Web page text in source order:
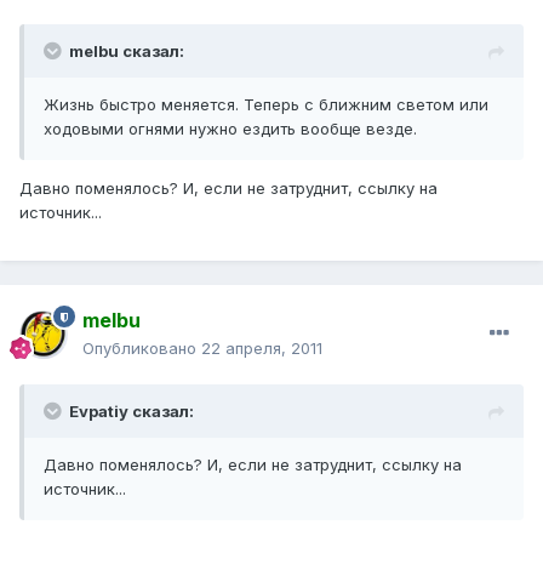
melbu сказал:
Жизнь быстро меняется. Теперь с ближним светом или
ходовыми огнями нужно ездить вообще везде.
Давно поменялось? И, если не затруднит, ссылку на
источник...
melbu
Опубликовано 22 апреля, 2011
Evpatiy сказал:
Давно поменялось? И, если не затруднит, ссылку на
источник...